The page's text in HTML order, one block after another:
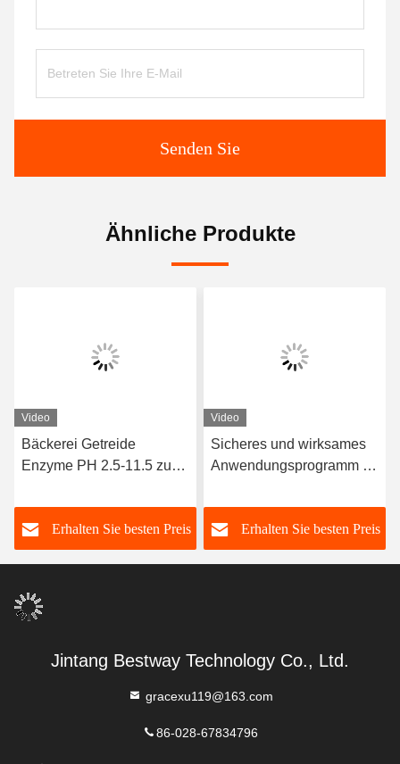
Senden Sie
Ähnliche Produkte
Video
Bäckerei Getreide
Enzyme PH 2.5-11.5 zur
Resistenz von Buns
gegen Aufwachen und
Wiederdämpfen
Erhalten Sie besten Preis
Video
Sicheres und wirksames
Anwendungsprogramm für
Weißpulver/Flüssigkeit
Erhalten Sie besten Preis
Jintang Bestway Technology Co., Ltd.
gracexu119@163.com
86-028-67834796